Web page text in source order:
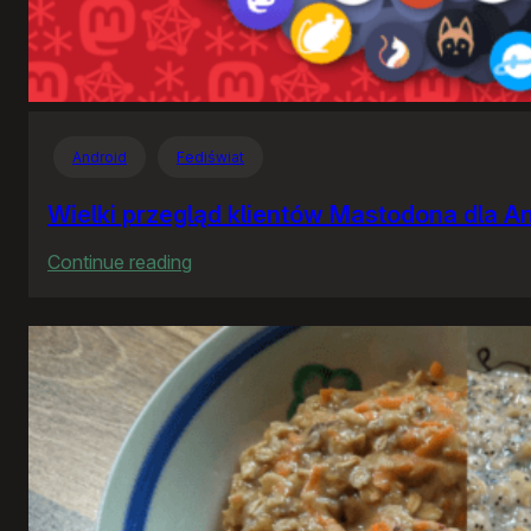
Android Fediświat
Wielki przegląd klientów Mastodona dla
Continue reading
przegląd
klientów
Mastodona
dla
Androida